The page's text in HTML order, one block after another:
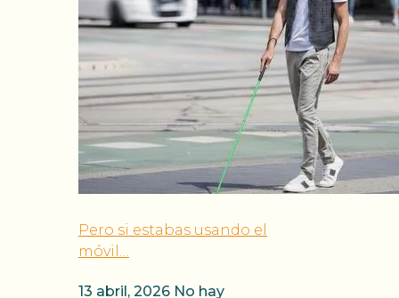
Pero si estabas usando el
móvil…
13 abril, 2026 No hay